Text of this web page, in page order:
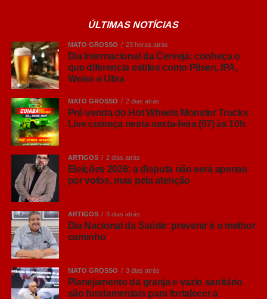
Ver essa foto no Instagram
COMENTE ABAIXO:
ÚLTIMAS NOTÍCIAS
MATO GROSSO 23 horas atrás
Dia Internacional da Cerveja: conheça o
que diferencia estilos como Pilsen, IPA,
Weiss e Ultra
MATO GROSSO 2 dias atrás
Pré-venda do Hot Wheels Monster Trucks
Live começa nesta sexta-feira (07) às 10h
ARTIGOS 2 dias atrás
Eleições 2026: a disputa não será apenas
por votos, mas pela atenção
ARTIGOS 3 dias atrás
Dia Nacional da Saúde: prevenir é o melhor
caminho
MATO GROSSO 3 dias atrás
Planejamento da granja e vazio sanitário
são fundamentais para fortalecer a